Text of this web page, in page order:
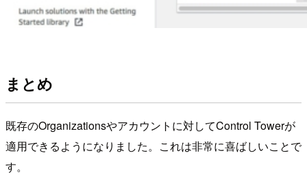
まとめ
既存のOrganizationsやアカウントに対してControl Towerが
適用できるようになりました。これは非常に喜ばしいことで
す。